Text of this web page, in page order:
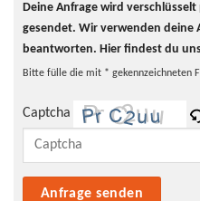
Deine Anfrage wird verschlüsselt
gesendet. Wir verwenden deine
beantworten. Hier findest du
Bitte fülle die mit * gekennzeichneten
Bitte lasse dieses Feld leer.
Captcha